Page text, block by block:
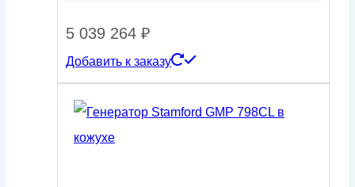
5 039 264 ₽
Добавить к заказу